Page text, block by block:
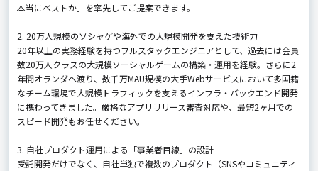
本当にベストか」を率先してご提案できます。
2. 20万人規模のソシャゲや海外での大規模開発を支えた技術力
20年以上の実務経験を持つフルスタックエンジニアとして、過去には会員
数20万人クラスの大規模ソーシャルゲームの構築・運用を経験。さらに2
年間オランダへ渡り、数千万MAU規模の大手Webサービスにおいて多国籍
なチーム環境で大規模トラフィックを支えるインフラ・バックエンド開発
に携わってきました。厳格なアプリリリース審査対応や、最短2ヶ月での
スピード開発もお任せください。
3. 自社プロダクト運用による「事業者目線」の設計
受託開発だけでなく、自社単独で複数のプロダクト（SNSやコミュニティ